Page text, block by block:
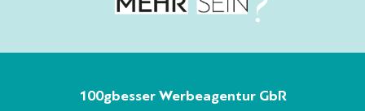
100gbesser Werbeagentur GbR